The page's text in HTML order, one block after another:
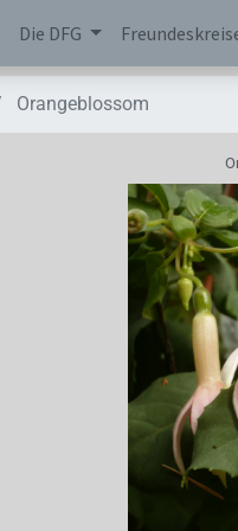
Die DFG
Orangeblossom